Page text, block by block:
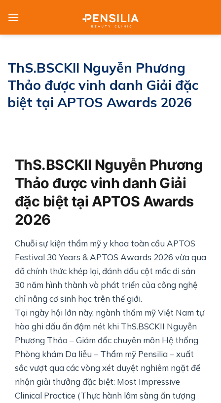
ThS.BSCKII Nguyễn Phương
Thảo được vinh danh Giải đặc
biệt tại APTOS Awards 2026
ThS.BSCKII Nguyễn Phương
Thảo được vinh danh Giải
đặc biệt tại APTOS Awards
2026
Chuỗi sự kiện thẩm mỹ y khoa toàn cầu APTOS
Festival 30 Years & APTOS Awards 2026 vừa qua
đã chính thức khép lại, đánh dấu cột mốc di sản
30 năm hình thành và phát triển của công nghệ
chỉ nâng cơ sinh học trên thế giới.
Tại ngày hội lớn này, ngành thẩm mỹ Việt Nam tự
hào ghi dấu ấn đậm nét khi ThS.BSCKII Nguyễn
Phương Thảo – Giám đốc chuyên môn Hệ thống
Phòng khám Da liễu – Thẩm mỹ Pensilia – xuất
sắc vượt qua các vòng xét duyệt nghiêm ngặt để
nhận giải thưởng đặc biệt: Most Impressive
Clinical Practice (Thực hành lâm sàng ấn tượng